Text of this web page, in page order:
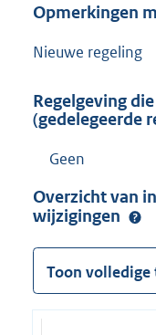
Opmerkingen
Nieuwe regeling
Regelgeving
(gedelegeerde
Geen
Overzicht van
wijzigingen
Toon volledige